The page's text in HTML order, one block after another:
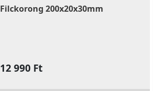
Filckorong 200x20x30mm
12 990 Ft